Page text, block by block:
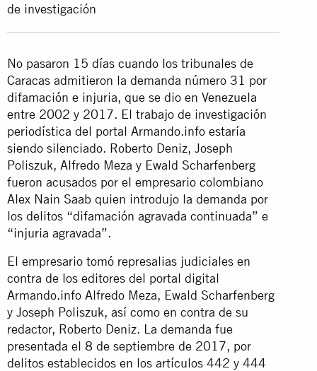
de investigación
No pasaron 15 días cuando los tribunales de
Caracas admitieron la demanda número 31 por
difamación e injuria, que se dio en Venezuela
entre 2002 y 2017. El trabajo de investigación
periodística del portal Armando.info estaría
siendo silenciado. Roberto Deniz, Joseph
Poliszuk, Alfredo Meza y Ewald Scharfenberg
fueron acusados por el empresario colombiano
Alex Nain Saab quien introdujo la demanda por
los delitos “difamación agravada continuada” e
“injuria agravada”.
El empresario tomó represalias judiciales en
contra de los editores del portal digital
Armando.info Alfredo Meza, Ewald Scharfenberg
y Joseph Poliszuk, así como en contra de su
redactor, Roberto Deniz. La demanda fue
presentada el 8 de septiembre de 2017, por
delitos establecidos en los artículos 442 y 444